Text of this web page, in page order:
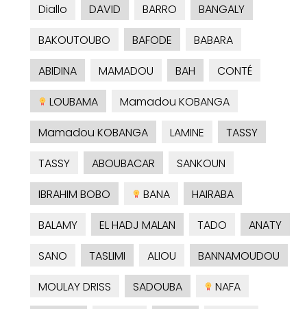
Diallo
DAVID BARRO
BANGALY
BAKOUTOUBO
BAFODE
BABARA
ABIDINA
MAMADOU BAH
CONTÉ
LOUBAMA
Mamadou KOBANGA
Mamadou KOBANGA
LAMINE
TASSY
TASSY
ABOUBACAR
SANKOUN
IBRAHIM BOBO
BANA
HAIRABA
BALAMY
EL HADJ MALAN TADO
ANATY
SANO
TASLIMI ALIOU
BANNAMOUDOU
MOULAY DRISS
SADOUBA
NAFA